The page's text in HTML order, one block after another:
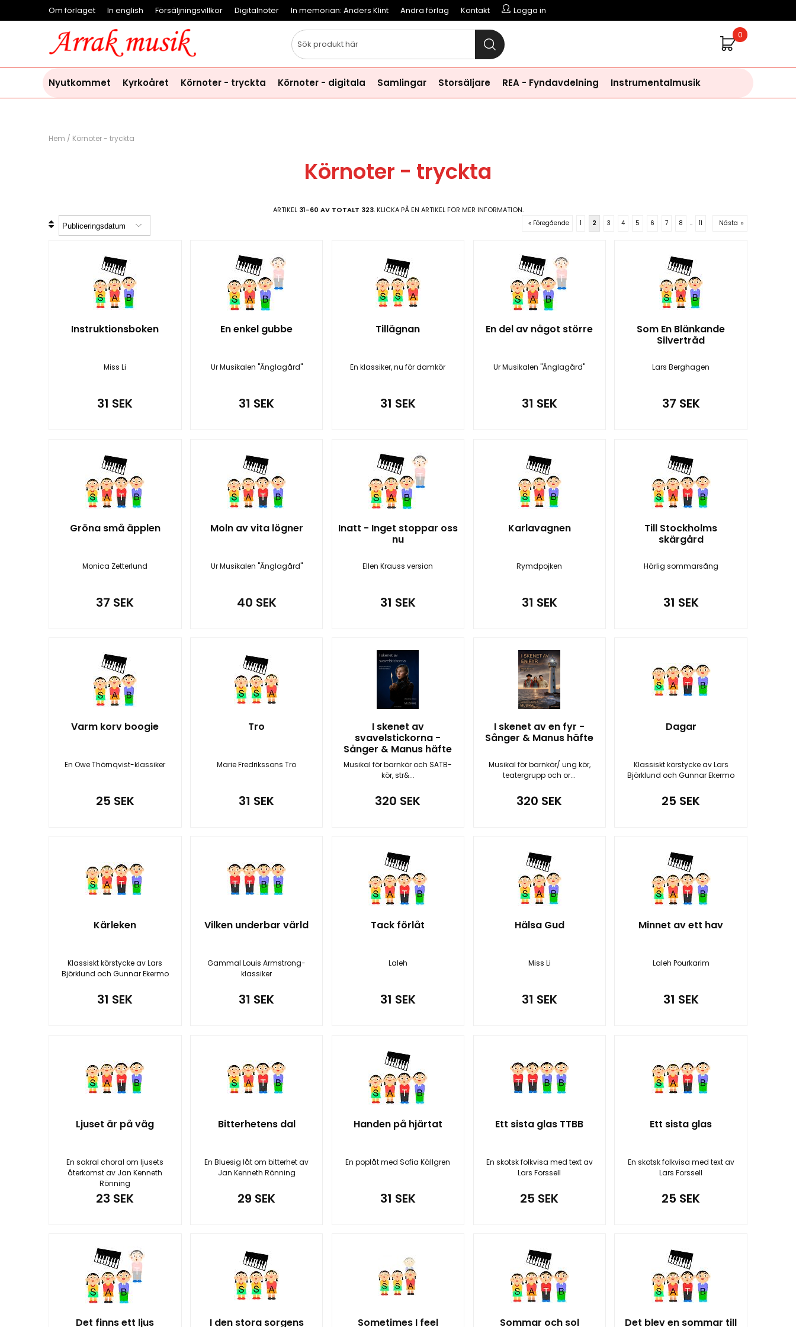
Om förlaget In english Försäljningsvillkor Digitalnoter In memorian: Anders Klint Andra förlag Kontakt Logga in
0
Nyutkommet Kyrkoåret Körnoter - tryckta Körnoter - digitala Samlingar Storsäljare REA - Fyndavdelning Instrumentalmusik
Hem / Körnoter - tryckta
Körnoter - tryckta
ARTIKEL 31-60 AV TOTALT 323. KLICKA PÅ EN ARTIKEL FÖR MER INFORMATION.
« Föregående 1 2 3 4 5 6 7 8 .. 11 Nästa »
Instruktionsboken
Miss Li
31 SEK
En enkel gubbe
Ur Musikalen "Änglagård"
31 SEK
Tillägnan
En klassiker, nu för damkör
31 SEK
En del av något större
Ur Musikalen "Änglagård"
31 SEK
Som En Blänkande
Silvertråd
Lars Berghagen
37 SEK
Gröna små äpplen
Monica Zetterlund
37 SEK
Moln av vita lögner
Ur Musikalen "Änglagård"
40 SEK
Inatt - Inget stoppar oss
nu
Ellen Krauss version
31 SEK
Karlavagnen
Rymdpojken
31 SEK
Till Stockholms
skärgård
Härlig sommarsång
31 SEK
Varm korv boogie
En Owe Thörnqvist-klassiker
25 SEK
Tro
Marie Fredrikssons Tro
31 SEK
I skenet av
svavelstickorna -
Sånger & Manus häfte
Musikal för barnkör och SATB-
kör, str&...
320 SEK
I skenet av en fyr -
Sånger & Manus häfte
Musikal för barnkör/ ung kör,
teatergrupp och or...
320 SEK
Dagar
Klassiskt körstycke av Lars
Björklund och Gunnar Ekermo
25 SEK
Kärleken
Klassiskt körstycke av Lars
Björklund och Gunnar Ekermo
31 SEK
Vilken underbar värld
Gammal Louis Armstrong-
klassiker
31 SEK
Tack förlåt
Laleh
31 SEK
Hälsa Gud
Miss Li
31 SEK
Minnet av ett hav
Laleh Pourkarim
31 SEK
Ljuset är på väg
En sakral choral om ljusets
återkomst av Jan Kenneth
Rönning
23 SEK
Bitterhetens dal
En Bluesig låt om bitterhet av
Jan Kenneth Rönning
29 SEK
Handen på hjärtat
En poplåt med Sofia Källgren
31 SEK
Ett sista glas TTBB
En skotsk folkvisa med text av
Lars Forssell
25 SEK
Ett sista glas
En skotsk folkvisa med text av
Lars Forssell
25 SEK
Det finns ett ljus
I den stora sorgens
Sometimes I feel Sommar och sol
Det blev en sommar till